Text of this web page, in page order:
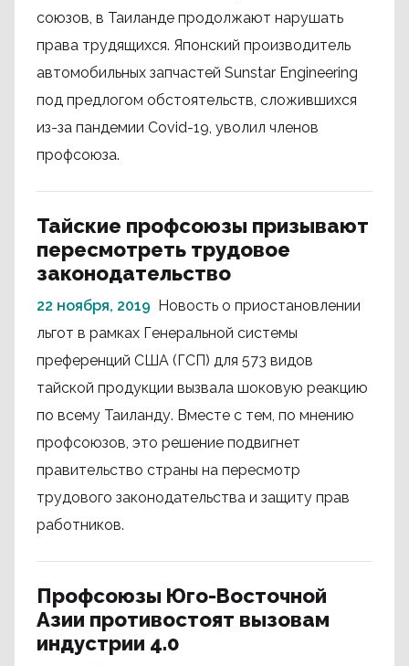
союзов, в Таиланде продолжают нарушать
права трудящихся. Японский производитель
автомобильных запчастей Sunstar Engineering
под предлогом обстоятельств, сложившихся
из-за пандемии Covid-19, уволил членов
профсоюза.
Тайские профсоюзы призывают
пересмотреть трудовое
законодательство
22 ноября, 2019 Новость о приостановлении
льгот в рамках Генеральной системы
преференций США (ГСП) для 573 видов
тайской продукции вызвала шоковую реакцию
по всему Таиланду. Вместе с тем, по мнению
профсоюзов, это решение подвигнет
правительство страны на пересмотр
трудового законодательства и защиту прав
работников.
Профсоюзы Юго-Восточной
Азии противостоят вызовам
индустрии 4.0